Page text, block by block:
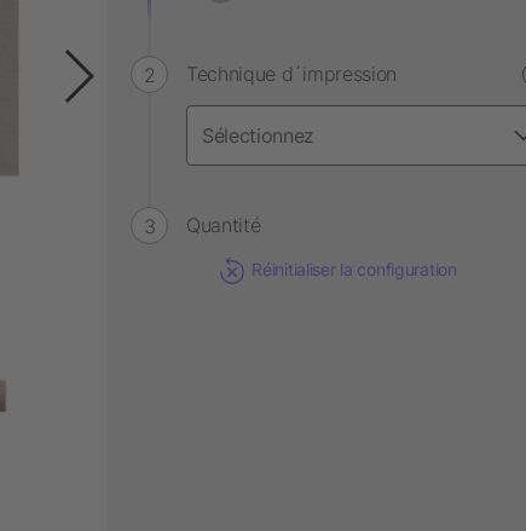
Technique d´impression
Quantité
Réinitialiser la configuration